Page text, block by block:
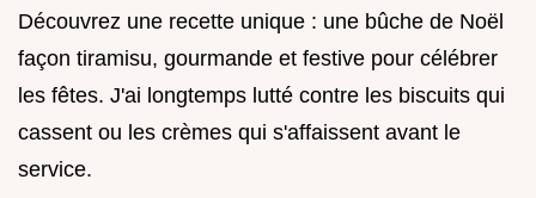
Découvrez une recette unique : une bûche de Noël
façon tiramisu, gourmande et festive pour célébrer
les fêtes. J'ai longtemps lutté contre les biscuits qui
cassent ou les crèmes qui s'affaissent avant le
service.